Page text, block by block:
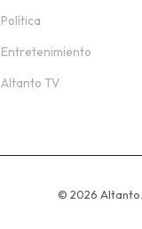
Política
Entretenimiento
Altanto TV
© 2026